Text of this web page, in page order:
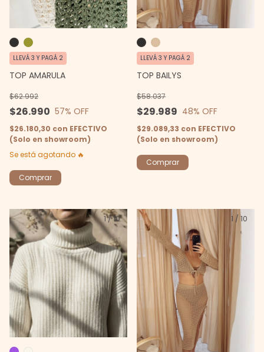
TOP AMARULA
$26.990
$62.992
57% OFF
LLEVÁ 3 Y PAGÁ 2
$26.180,30 con EFECTIVO
(Solo en showroom)
Se está agotando 🔥
Comprar
TOP BAILYS
$29.989
$58.037
48% OFF
LLEVÁ 3 Y PAGÁ 2
$29.089,33 con EFECTIVO
(Solo en showroom)
Comprar
1/10 1 / 10